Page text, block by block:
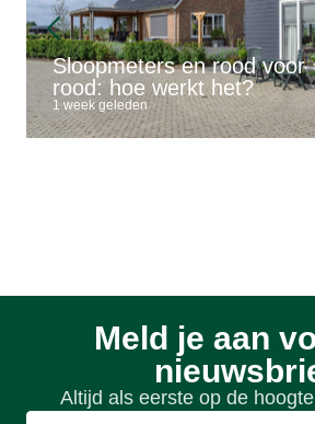
Sloopmeters en rood voor
rood: hoe werkt het?
1 week geleden
Meld je aan
Altijd als eerste op de